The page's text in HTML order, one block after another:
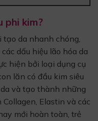
phi kim?
tạo da nhanh chóng,
dấu hiệu lão hóa da
hiện bởi loại dụng cụ
lăn có đầu kim siêu
và tạo thành những
Elastin và các
mới hoàn toàn, trẻ